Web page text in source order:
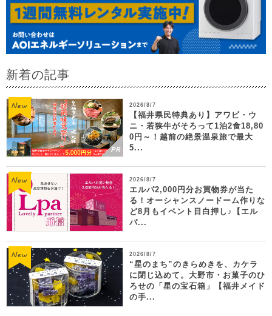
新着の記事
2026/8/7
【福井県民特典あり】アワビ・ウ
ニ・若狭牛がそろって1泊2食18,80
0円～！越前の絶景温泉旅で最大
5...
2026/8/7
エルパ2,000円分お買物券が当た
る！オーシャンスノードーム作りな
ど8月もイベント目白押し♪【エル
パ...
2026/8/7
“星のまち”のきらめきを、カケラ
に閉じ込めて。大野市・お菓子のひ
ろせの「星の宝石箱」【福井メイド
の手...